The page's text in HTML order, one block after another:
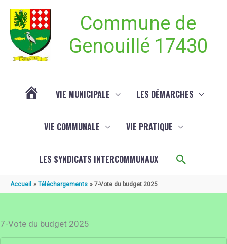
Commune de
Genouillé 17430
VIE MUNICIPALE LES DÉMARCHES
VIE COMMUNALE VIE PRATIQUE
LES SYNDICATS INTERCOMMUNAUX
Accueil Téléchargements 7-Vote du budget 2025
7-Vote du budget 2025